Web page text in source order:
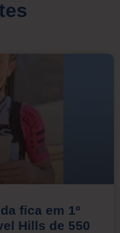
fica em 1º
Hills de 550